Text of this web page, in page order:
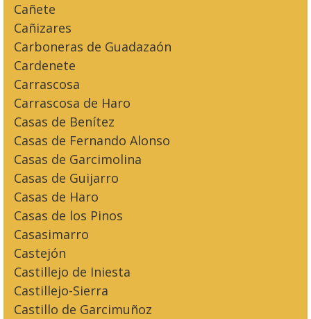
Cañete
Cañizares
Carboneras de Guadazaón
Cardenete
Carrascosa
Carrascosa de Haro
Casas de Benítez
Casas de Fernando Alonso
Casas de Garcimolina
Casas de Guijarro
Casas de Haro
Casas de los Pinos
Casasimarro
Castejón
Castillejo de Iniesta
Castillejo-Sierra
Castillo de Garcimuñoz